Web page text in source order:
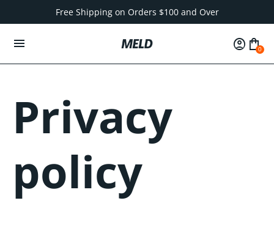
Free Shipping on Orders $100 and Over
menu account_circle shopping_bag
0
Privacy
policy